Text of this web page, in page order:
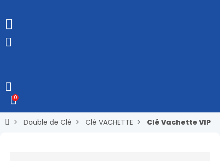
0
Double de Clé Clé VACHETTE Clé Vachette VIP